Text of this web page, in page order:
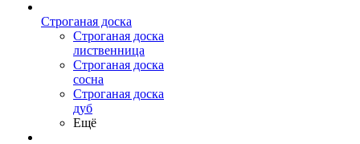
Строганая доска
Строганая доска
лиственница
Строганая доска
сосна
Строганая доска
дуб
Ещё